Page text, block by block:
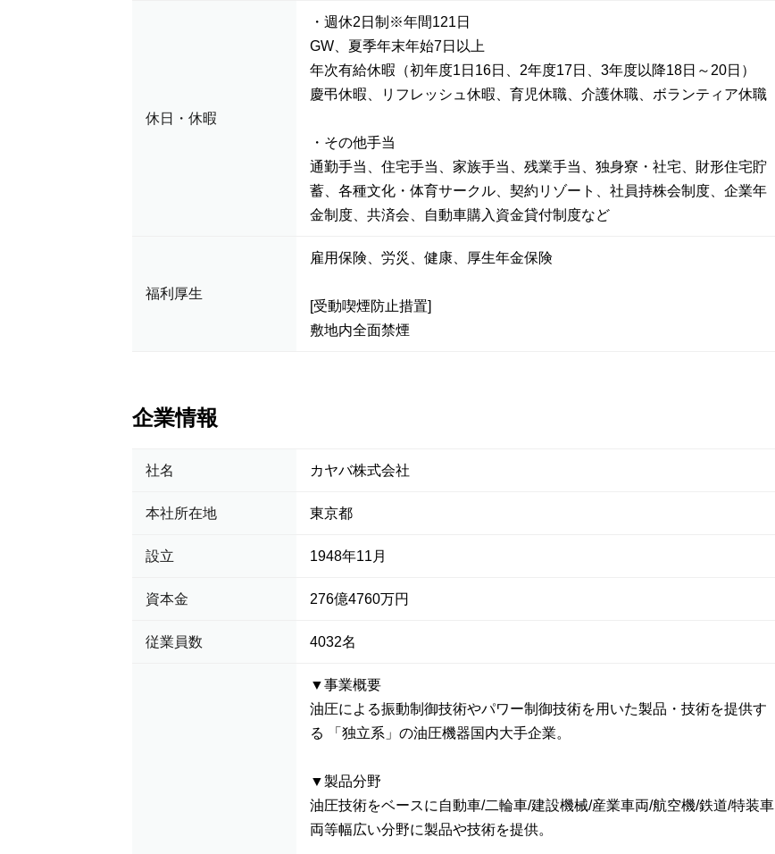
休日・休暇
・週休2日制※年間121日
GW、夏季年末年始7日以上
年次有給休暇（初年度1日16日、2年度17日、3年度以降18日～20日）
慶弔休暇、リフレッシュ休暇、育児休職、介護休職、ボランティア休職
・その他手当
通勤手当、住宅手当、家族手当、残業手当、独身寮・社宅、財形住宅貯
蓄、各種文化・体育サークル、契約リゾート、社員持株会制度、企業年
金制度、共済会、自動車購入資金貸付制度など
福利厚生
雇用保険、労災、健康、厚生年金保険
[受動喫煙防止措置]
敷地内全面禁煙
企業情報
社名 カヤバ株式会社
本社所在地 東京都
設立 1948年11月
資本金 276億4760万円
従業員数 4032名
▼事業概要
油圧による振動制御技術やパワー制御技術を用いた製品・技術を提供す
る 「独立系」の油圧機器国内大手企業。
▼製品分野
油圧技術をベースに自動車/二輪車/建設機械/産業車両/航空機/鉄道/特装車
両等幅広い分野に製品や技術を提供。